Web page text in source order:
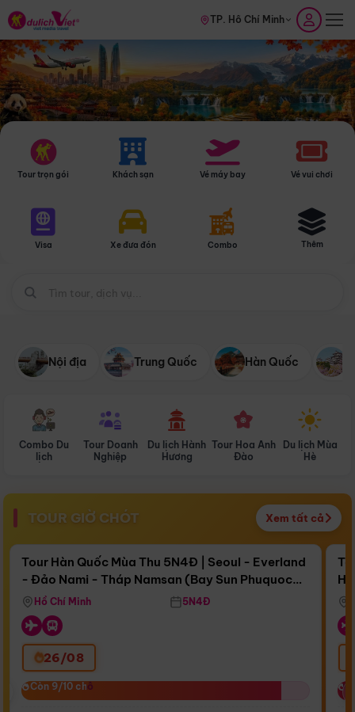
TP. Hồ Chí Minh
Tour trọn gói Khách sạn Vé máy bay Vé vui chơi
Visa Xe đưa đón Combo Thêm
Nội địa Trung Quốc Hàn Quốc
Combo Du
lịch
Tour Doanh
Nghiệp
Du lịch Hành
Hương
Tour Hoa Anh
Đào
Du lịch Mùa
Hè
TOUR GIỜ CHÓT Xem tất cả
Còn17 ngày 12:52:25
Bay Sun Phuquoc Airways
Điểm nổi bật
Tour Hàn Quốc Mùa Thu 5N4Đ | Seoul - Everland
- Đảo Nami - Tháp Namsan (Bay Sun Phuquoc
Airways)
Hồ Chí Minh 5N4Đ
26/08
Còn 9/10 chỗ
Còn 9/10 chỗ